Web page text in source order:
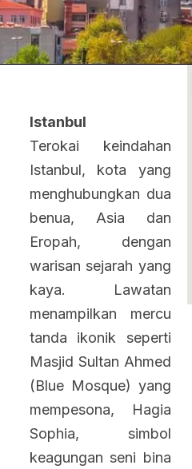
Istanbul
Terokai keindahan
Istanbul, kota yang
menghubungkan dua
benua, Asia dan
Eropah, dengan
warisan sejarah yang
kaya. Lawatan
menampilkan mercu
tanda ikonik seperti
Masjid Sultan Ahmed
(Blue Mosque) yang
mempesona, Hagia
Sophia, simbol
keagungan seni bina